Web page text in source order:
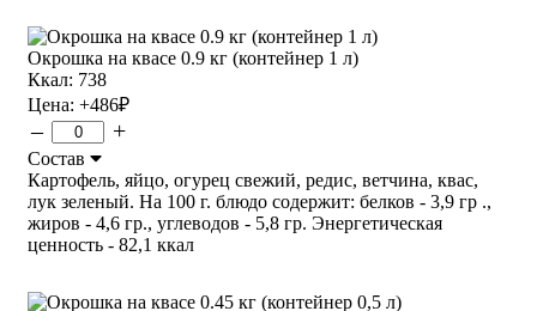
Окрошка на квасе 0.9 кг (контейнер 1 л)
Ккал: 738
Цена: +486₽
– +
Состав
Картофель, яйцо, огурец свежий, редис, ветчина, квас,
лук зеленый. На 100 г. блюдо содержит: белков - 3,9 гр .,
жиров - 4,6 гр., углеводов - 5,8 гр. Энергетическая
ценность - 82,1 ккал